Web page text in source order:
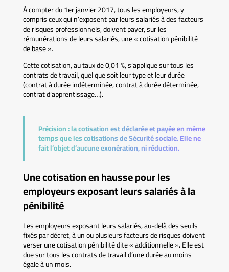
À compter du 1er janvier 2017, tous les employeurs, y
compris ceux qui n’exposent par leurs salariés à des facteurs
de risques professionnels, doivent payer, sur les
rémunérations de leurs salariés, une « cotisation pénibilité
de base ».
Cette cotisation, au taux de 0,01 %, s’applique sur tous les
contrats de travail, quel que soit leur type et leur durée
(contrat à durée indéterminée, contrat à durée déterminée,
contrat d’apprentissage…).
Précision :la cotisation est déclarée et payée en même
temps que les cotisations de Sécurité sociale. Elle ne
fait l’objet d’aucune exonération, ni réduction.
Une cotisation en hausse pour les
employeurs exposant leurs salariés à la
pénibilité
Les employeurs exposant leurs salariés, au-delà des seuils
fixés par décret, à un ou plusieurs facteurs de risques doivent
verser une cotisation pénibilité dite « additionnelle ». Elle est
due sur tous les contrats de travail d’une durée au moins
égale à un mois.